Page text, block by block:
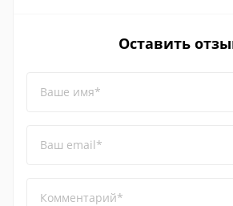
Оставить
Ваше имя*
Ваш email*
Комментарий*